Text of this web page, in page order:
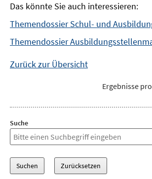
Das könnte Sie auch interessieren:
Themendossier Schul- und
Themendossier
Zurück zur Übersicht
Ergebnisse
Suche